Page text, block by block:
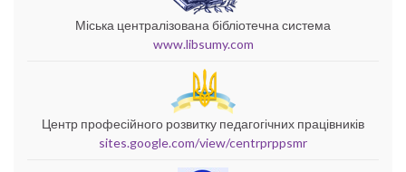
Міська централізована бібліотечна система
www.libsumy.com
Центр професійного розвитку педагогічних працівників
sites.google.com/view/centrprppsmr